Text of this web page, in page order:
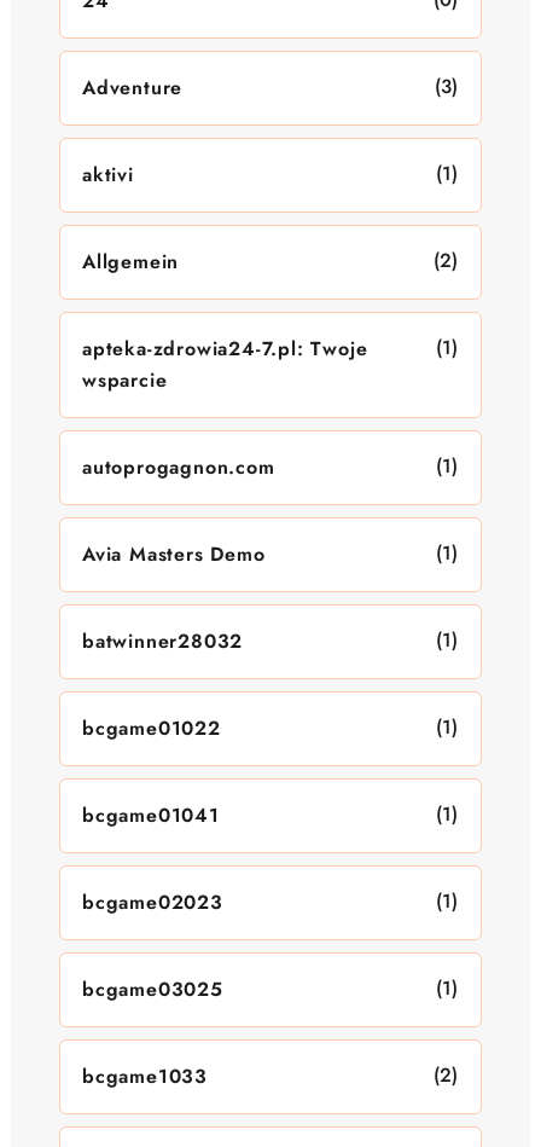
Adventure (3)
aktivi (1)
Allgemein (2)
apteka-zdrowia24-7.pl: Twoje
wsparcie
(1)
autoprogagnon.com (1)
Avia Masters Demo (1)
batwinner28032 (1)
bcgame01022 (1)
bcgame01041 (1)
bcgame02023 (1)
bcgame03025 (1)
bcgame1033 (2)